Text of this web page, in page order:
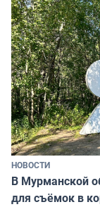
НОВОСТИ
В Мурманской
для съёмок в